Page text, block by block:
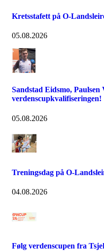
Kretsstafett på O-
05.08.2026
Sandstad Eidsmo,
verdenscupkvalifiseringen!
05.08.2026
Treningsdag på O-
04.08.2026
Følg verdenscupen fra